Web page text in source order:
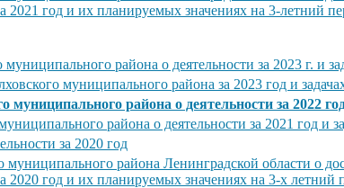
2021 год и их планируемых значениях на 3-летний
района о деятельности за 2023 г. и
муниципального района за 2023 год и
района о деятельности за 2022
района о деятельности за 2021 год и
за 2020 год
района Ленинградской области о
2020 год и их планируемых значениях на 3-х летний